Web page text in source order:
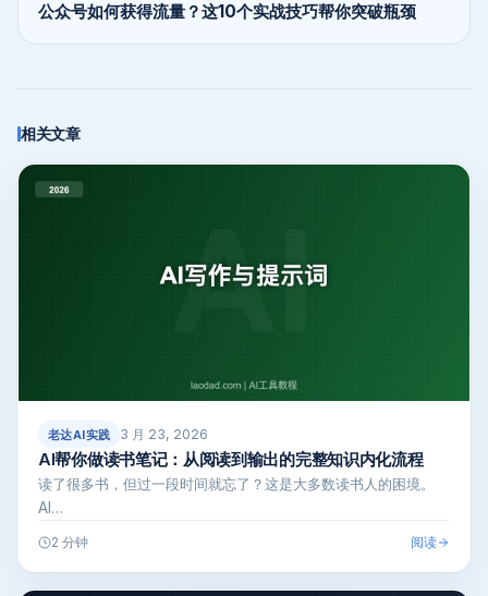
公众号如何获得流量？这10个实战技巧帮你突破瓶颈
相关文章
老达AI实践 3 月 23, 2026
AI帮你做读书笔记：从阅读到输出的完整知识内化流程
读了很多书，但过一段时间就忘了？这是大多数读书人的困境。
AI…
2 分钟 阅读